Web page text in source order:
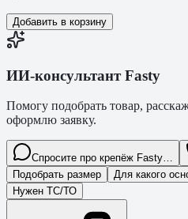
Добавить в корзину
ИИ-консультант Fasty
Помогу подобрать товар,
оформлю заявку.
Спросите про крепёж Fasty…
Подобрать размер
Для какого
Нужен ТС/ТО